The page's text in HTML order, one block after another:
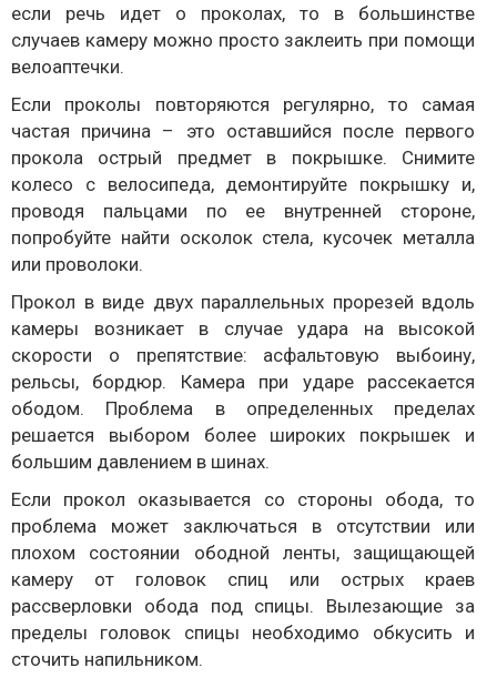
если речь идет о проколах, то в большинстве
случаев камеру можно просто заклеить при помощи
велоаптечки.
Если проколы повторяются регулярно, то самая
частая причина – это оставшийся после первого
прокола острый предмет в покрышке. Снимите
колесо с велосипеда, демонтируйте покрышку и,
проводя пальцами по ее внутренней стороне,
попробуйте найти осколок стела, кусочек металла
или проволоки.
Прокол в виде двух параллельных прорезей вдоль
камеры возникает в случае удара на высокой
скорости о препятствие: асфальтовую выбоину,
рельсы, бордюр. Камера при ударе рассекается
ободом. Проблема в определенных пределах
решается выбором более широких покрышек и
большим давлением в шинах.
Если прокол оказывается со стороны обода, то
проблема может заключаться в отсутствии или
плохом состоянии ободной ленты, защищающей
камеру от головок спиц или острых краев
рассверловки обода под спицы. Вылезающие за
пределы головок спицы необходимо обкусить и
сточить напильником.